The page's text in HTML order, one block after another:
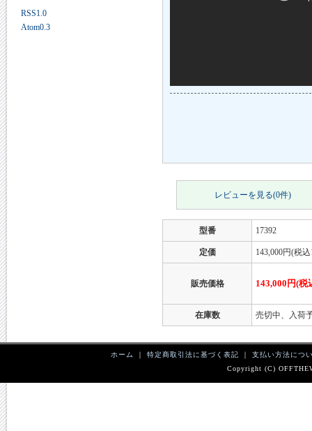
RSS1.0
Atom0.3
レビューを見る(0件)
型番 17392
定価 143,000円(税
販売価格 143,000円(税
在庫数 売切中、入
ホーム ｜ 特定商取引法に基づく表記 ｜ 支払い方法につ
Copyright (C)